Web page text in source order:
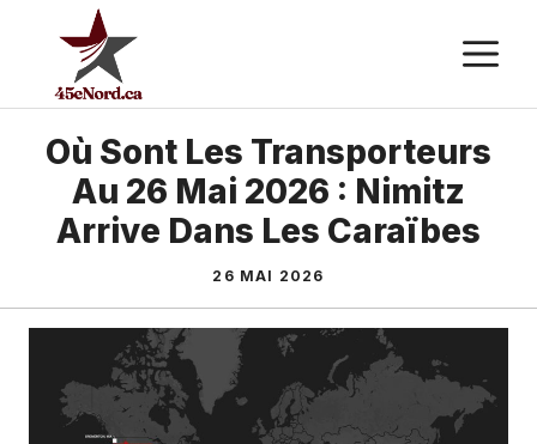
contenu
Où Sont Les Transporteurs
Au 26 Mai 2026 : Nimitz
Arrive Dans Les Caraïbes
26 MAI 2026